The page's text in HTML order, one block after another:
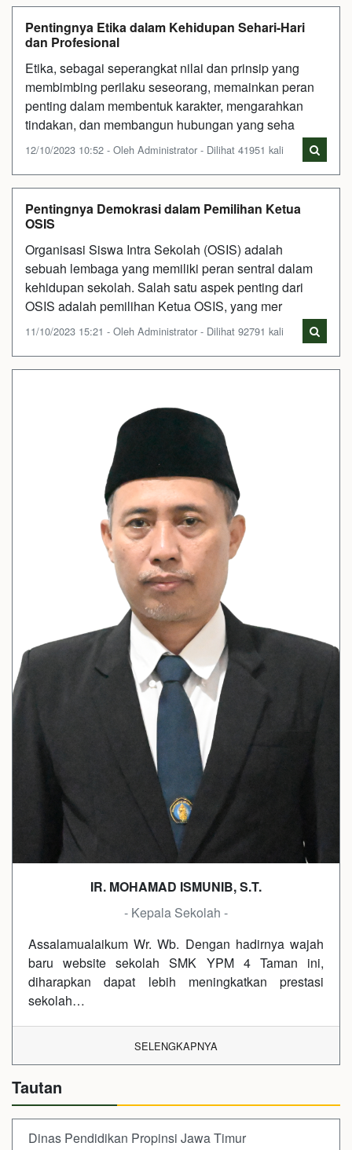
Pentingnya Etika dalam Kehidupan Sehari-Hari
dan Profesional
Etika, sebagai seperangkat nilai dan prinsip yang
membimbing perilaku seseorang, memainkan peran
penting dalam membentuk karakter, mengarahkan
tindakan, dan membangun hubungan yang seha
12/10/2023 10:52 - Oleh Administrator - Dilihat 41951 kali
Pentingnya Demokrasi dalam Pemilihan Ketua
OSIS
Organisasi Siswa Intra Sekolah (OSIS) adalah
sebuah lembaga yang memiliki peran sentral dalam
kehidupan sekolah. Salah satu aspek penting dari
OSIS adalah pemilihan Ketua OSIS, yang mer
11/10/2023 15:21 - Oleh Administrator - Dilihat 92791 kali
IR. MOHAMAD ISMUNIB, S.T.
- Kepala Sekolah -
Assalamualaikum Wr. Wb. Dengan hadirnya wajah
baru website sekolah SMK YPM 4 Taman ini,
diharapkan dapat lebih meningkatkan prestasi
sekolah…
SELENGKAPNYA
Tautan
Dinas Pendidikan Propinsi Jawa Timur